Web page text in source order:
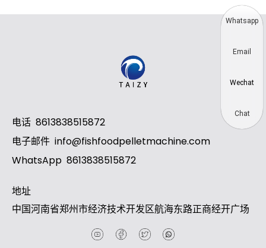
电话 8613838515872
电子邮件 info@fishfoodpelletmachine.com
WhatsApp 8613838515872
地址
中国河南省郑州市经济技术开发区航海东路正商经开广场
Whatsapp
Email
Wechat
Chat